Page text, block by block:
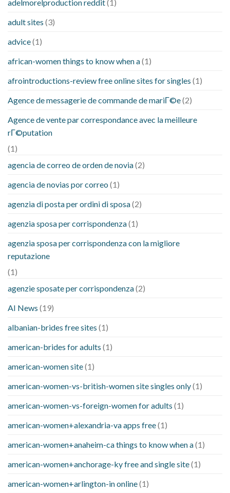
adelmorelproduction reddit(1)
adult sites (3)
advice(1)
african-women things to know when a(1)
afrointroductions-review free online sites for singles (1)
Agence de messagerie de commande de mariГ©e(2)
Agence de vente par correspondance avec la meilleure
rГ©putation
(1)
agencia de correo de orden de novia(2)
agencia de novias por correo (1)
agenzia di posta per ordini di sposa(2)
agenzia sposa per corrispondenza(1)
agenzia sposa per corrispondenza con la migliore
reputazione
(1)
agenzie sposate per corrispondenza(2)
AI News (19)
albanian-brides free sites (1)
american-brides for adults (1)
american-women site(1)
american-women-vs-british-women site singles only(1)
american-women-vs-foreign-women for adults (1)
american-women+alexandria-va apps free(1)
american-women+anaheim-ca things to know when a(1)
american-women+anchorage-ky free and single site(1)
american-women+arlington-in online(1)